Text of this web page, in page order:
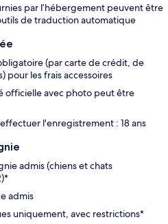
par l’hébergement peuvent être
de traduction automatique
(par carte de crédit, de
pour les frais accessoires
officielle avec photo peut être
l'enregistrement : 18 ans
admis (chiens et chats
admis
uniquement, avec restrictions*